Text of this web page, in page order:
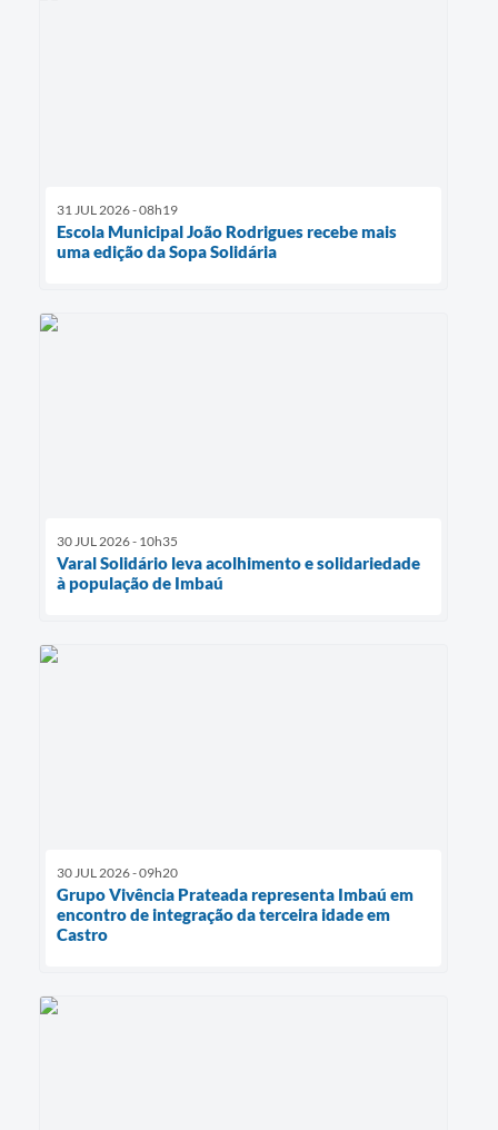
31 JUL 2026 - 08h19
Escola Municipal João Rodrigues recebe mais
uma edição da Sopa Solidária
30 JUL 2026 - 10h35
Varal Solidário leva acolhimento e solidariedade
à população de Imbaú
30 JUL 2026 - 09h20
Grupo Vivência Prateada representa Imbaú em
encontro de integração da terceira idade em
Castro